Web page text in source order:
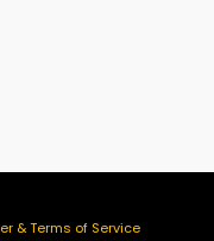
& Terms of Service